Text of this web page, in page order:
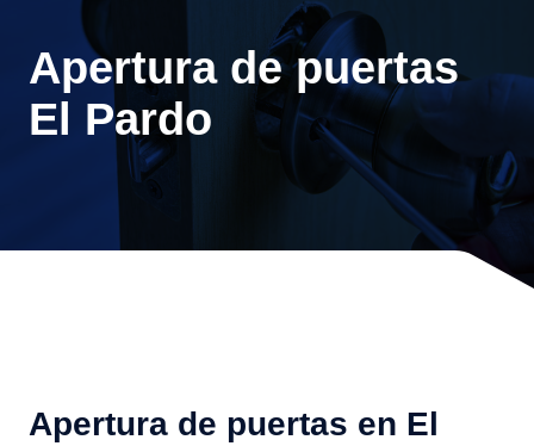
Apertura de puertas
El Pardo
Apertura de puertas en El